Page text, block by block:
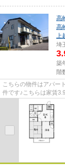
高
高
上
埼
築
階
こちらの物件はアパー
件です♪こちらは家賃
コチラ♪できるだけ早め